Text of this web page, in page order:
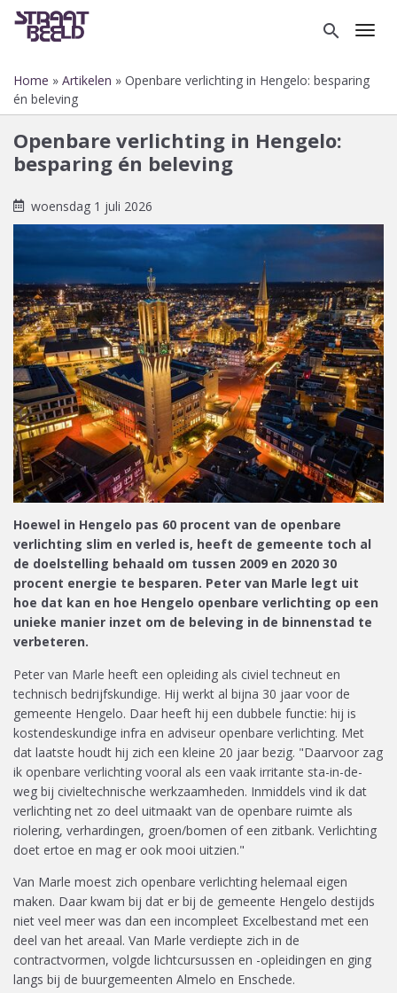
Overslaan
inhoud
gaan
search
Kruimelpad
Home Artikelen
Openbare verlichting in Hengelo: besparing
én beleving
Openbare verlichting in Hengelo:
besparing én beleving
woensdag 1 juli 2026
Hoewel in Hengelo pas 60 procent van de openbare
verlichting slim en verled is, heeft de gemeente toch al
de doelstelling behaald om tussen 2009 en 2020 30
procent energie te besparen. Peter van Marle legt uit
hoe dat kan en hoe Hengelo openbare verlichting op een
unieke manier inzet om de beleving in de binnenstad te
verbeteren.
Peter van Marle heeft een opleiding als civiel techneut en
technisch bedrijfskundige. Hij werkt al bijna 30 jaar voor de
gemeente Hengelo. Daar heeft hij een dubbele functie: hij is
kostendeskundige infra en adviseur openbare verlichting. Met
dat laatste houdt hij zich een kleine 20 jaar bezig. "Daarvoor zag
ik openbare verlichting vooral als een vaak irritante sta-in-de-
weg bij civieltechnische werkzaamheden. Inmiddels vind ik dat
verlichting net zo deel uitmaakt van de openbare ruimte als
riolering, verhardingen, groen/bomen of een zitbank. Verlichting
doet ertoe en mag er ook mooi uitzien."
Van Marle moest zich openbare verlichting helemaal eigen
maken. Daar kwam bij dat er bij de gemeente Hengelo destijds
niet veel meer was dan een incompleet Excelbestand met een
deel van het areaal. Van Marle verdiepte zich in de
contractvormen, volgde lichtcursussen en -opleidingen en ging
langs bij de buurgemeenten Almelo en Enschede.